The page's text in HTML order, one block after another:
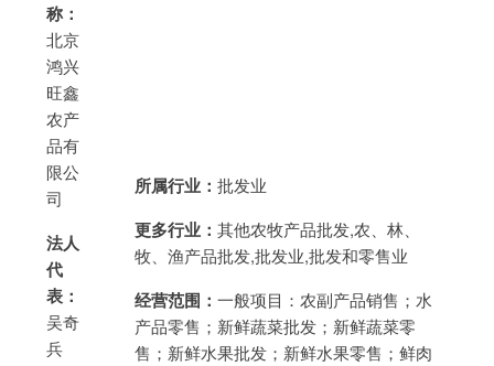
称：
北京
鸿兴
旺鑫
农产
品有
限公
司
法人
代
表：
吴奇
兵
所属行业： 批发业
更多行业： 其他农牧产品批发,农、林、
牧、渔产品批发,批发业,批发和零售业
经营范围： 一般项目：农副产品销售；水
产品零售；新鲜蔬菜批发；新鲜蔬菜零
售；新鲜水果批发；新鲜水果零售；鲜肉